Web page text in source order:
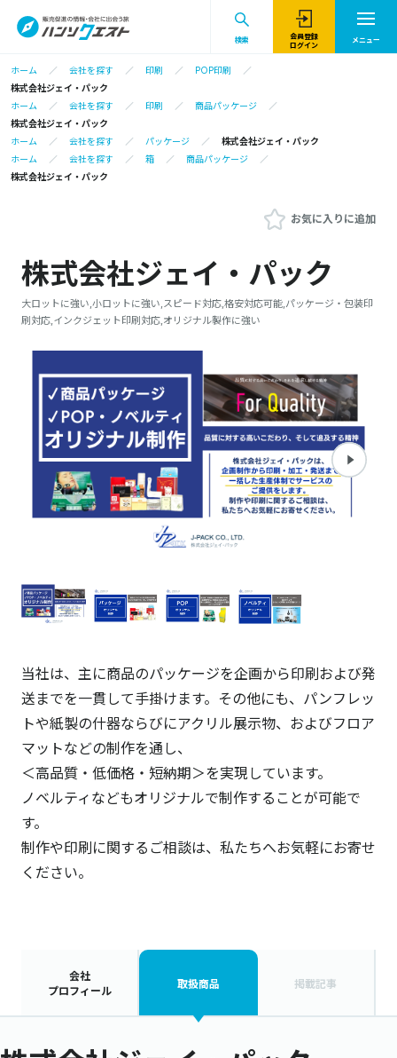
検索
会員登録
ログイン
メニュー
ホーム 会社を探す 印刷
POP印刷
株式会社ジェイ・パック
ホーム
会社を探す 印刷
商品パッケージ
株式会社ジェイ・パック
ホーム
会社を探す パッケージ
株式会社ジェイ・パック
ホーム
会社を探す 箱
商品パッケージ
株式会社ジェイ・パック
お気に入りに追加
株式会社ジェイ・パック
大ロットに強い,小ロットに強い,スピード対応,格安対応可能,パッケージ・包装印
刷対応,インクジェット印刷対応,オリジナル製作に強い
当社は、主に商品のパッケージを企画から印刷および発
送までを一貫して手掛けます。その他にも、パンフレッ
トや紙製の什器ならびにアクリル展示物、およびフロア
マットなどの制作を通し、
＜高品質・低価格・短納期＞を実現しています。
ノベルティなどもオリジナルで制作することが可能で
す。
制作や印刷に関するご相談は、私たちへお気軽にお寄せ
ください。
会社
プロフィール
取扱商品 掲載記事